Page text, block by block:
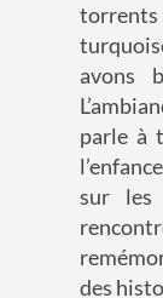
torrents
avons
L
parle à
sur les
des